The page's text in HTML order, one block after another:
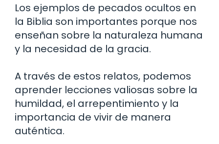
Los ejemplos de pecados ocultos en
la Biblia son importantes porque nos
enseñan sobre la naturaleza humana
y la necesidad de la gracia.
A través de estos relatos, podemos
aprender lecciones valiosas sobre la
humildad, el arrepentimiento y la
importancia de vivir de manera
auténtica.